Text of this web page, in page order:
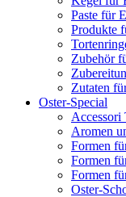
Paste für
Produkte
Zubehör
Zutaten
Oster-Special
Accessori
Aromen
Formen
Formen
Formen
Oster-